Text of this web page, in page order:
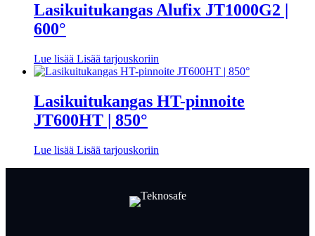
Lasikuitukangas Alufix JT1000G2 |
600°
Lue lisää Lisää tarjouskoriin
Lasikuitukangas HT-pinnoite
JT600HT | 850°
Lue lisää Lisää tarjouskoriin